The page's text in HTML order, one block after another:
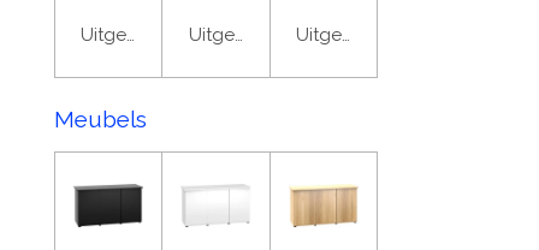
UitgeschakeldUitgeschakeldUitgeschakeld
Meubels